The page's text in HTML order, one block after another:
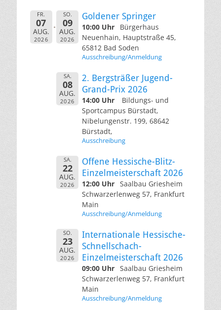
FR.
07
AUG.
2026
SO.
09
AUG.
2026
Goldener Springer
10:00 Uhr
Bürgerhaus
Neuenhain, Hauptstraße 45,
65812 Bad Soden
Ausschreibung/Anmeldung
SA.
08
AUG.
2026
2. Bergsträßer Jugend-
Grand-Prix 2026
14:00 Uhr
Bildungs- und
Sportcampus Bürstadt,
Nibelungenstr. 199, 68642
Bürstadt,
Ausschreibung
SA.
22
AUG.
2026
Offene Hessische-Blitz-
Einzelmeisterschaft 2026
12:00 Uhr Saalbau Griesheim
Schwarzerlenweg 57, Frankfurt
Main
Ausschreibung/Anmeldung
SO.
23
AUG.
2026
Internationale Hessische-
Schnellschach-
Einzelmeisterschaft 2026
09:00 Uhr Saalbau Griesheim
Schwarzerlenweg 57, Frankfurt
Main
Ausschreibung/Anmeldung